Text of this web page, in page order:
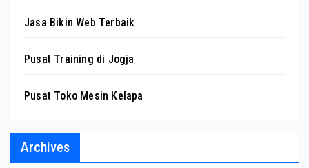
Jasa Bikin Web Terbaik
Pusat Training di Jogja
Pusat Toko Mesin Kelapa
Archives